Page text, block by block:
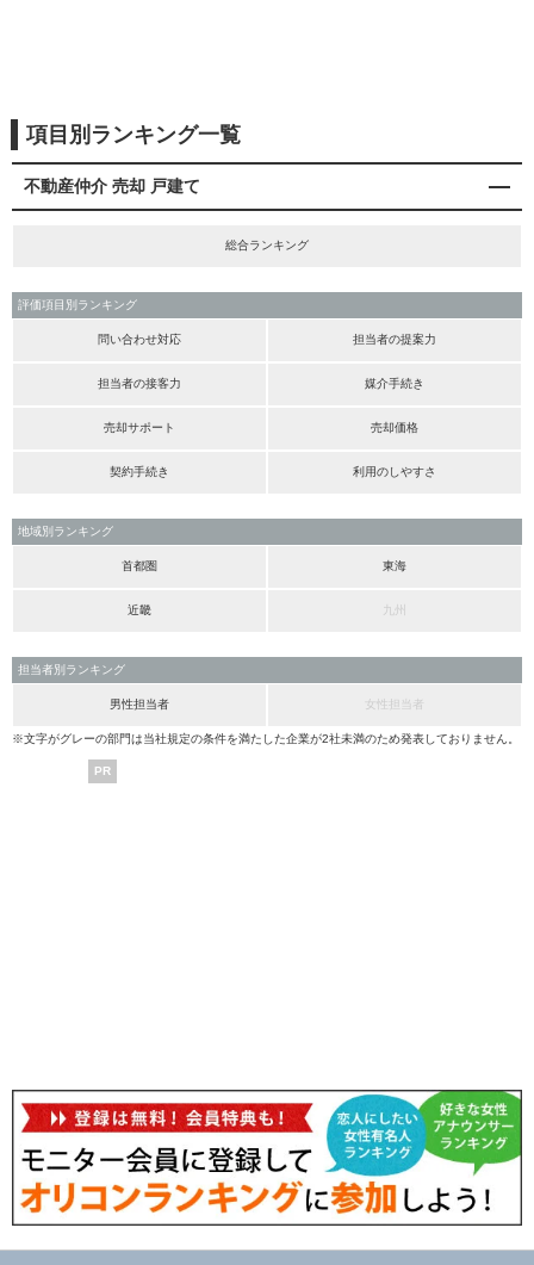
項目別ランキング一覧
不動産仲介 売却 戸建て
総合ランキング
評価項目別ランキング
問い合わせ対応 担当者の提案力
担当者の接客力 媒介手続き
売却サポート 売却価格
契約手続き 利用のしやすさ
地域別ランキング
首都圏 東海
近畿 九州
担当者別ランキング
男性担当者 女性担当者
※文字がグレーの部門は当社規定の条件を満たした企業が2社未満のため発表しておりません。
PR